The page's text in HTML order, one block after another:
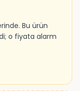
Bu ürün
o fiyata alarm